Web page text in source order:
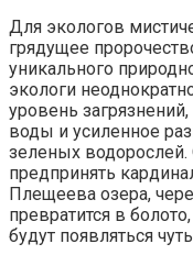
Для экологов
грядущее
уникального
экологи
уровень
воды и усиленное
зеленых
предпринять
Плещеева озера,
превратится в
будут появляться